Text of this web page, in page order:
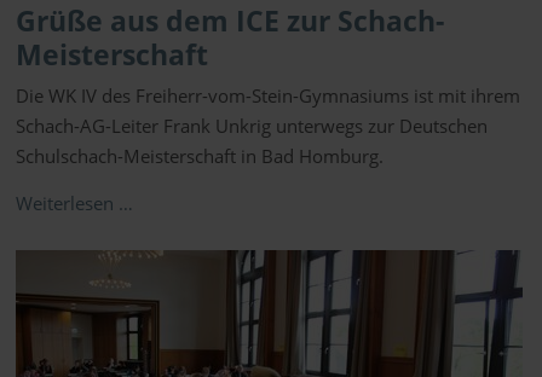
Grüße aus dem ICE zur Schach-
Meisterschaft
Die WK IV des Freiherr-vom-Stein-Gymnasiums ist mit ihrem
Schach-AG-Leiter Frank Unkrig unterwegs zur Deutschen
Schulschach-Meisterschaft in Bad Homburg.
Weiterlesen …